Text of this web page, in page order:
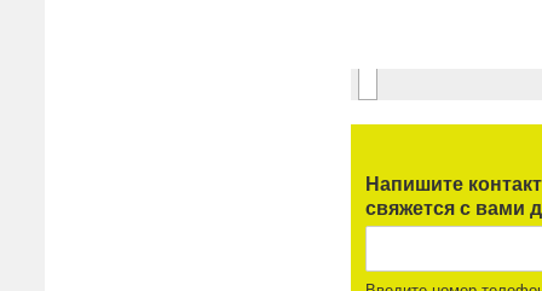
Напишите
свяжется с вами